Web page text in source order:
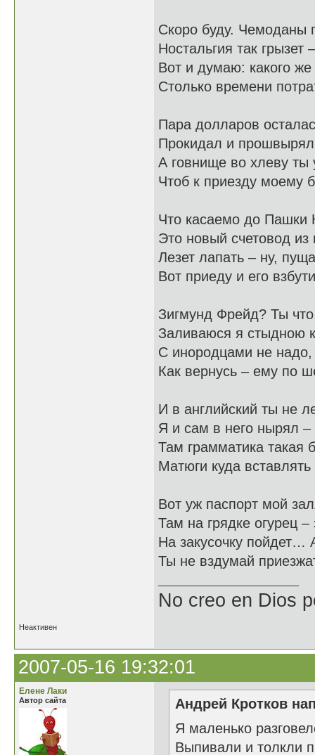
Скоро буду. Чемоданы
Ностальгия так грызет
Вот и думаю: какого
Столько времени
Пара долларов
Прокидал и
А говнище во хлеву ты
Чтоб к приезду моему
Что касаемо до Пашки
Это новый счетовод из
Лезет лапать – ну,
Вот приеду и его
Зигмунд Фрейд? Ты
Заливаюся я стыдною
С инородцами не
Как вернусь – ему по
И в английский ты не
Я и сам в него нырял –
Там грамматика такая
Матюги куда
Вот уж паспорт мой
Там на грядке огурец –
На закусочку пойдет…
Ты не вздумай
No creo en Dios
Неактивен
2007-05-16 19:32:01
Елене Лаки
Автор сайта
Андрей Кротков
Я маленько
Выпивали и толкли